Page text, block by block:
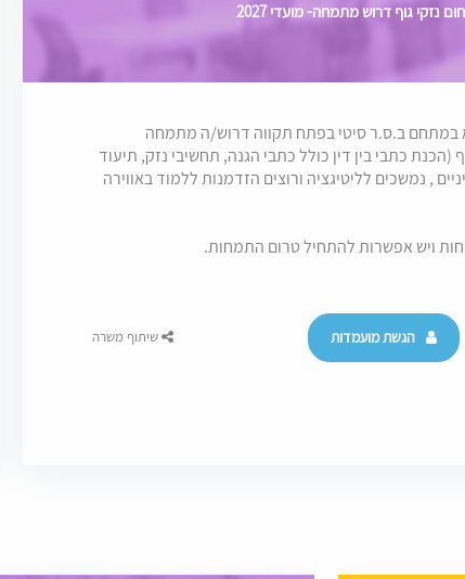
גוף דרוש מתמחה- מועדי 2027
במתחם ב.ס.ר סיטי בפתח תקווה דרוש/ה מתמחה
(הכנת כתבי בין דין כולל כתבי הגנה, תחשיבי נזק, תיעוד
, נמשכים לליטיגציה ורוצים הזדמנות ללמוד באווירה
ויש אפשרות להתחיל טרום התמחות.
הגשת מועמדות שיתוף משרה